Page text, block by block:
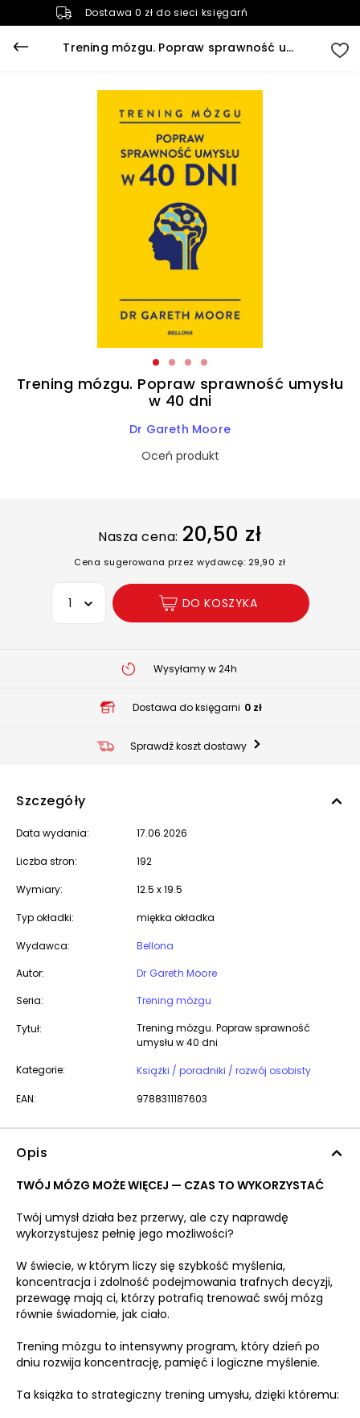
Dostawa 0 zł do sieci księgarń
Trening mózgu. Popraw sprawność umysłu w 40 dni
Trening mózgu. Popraw sprawność umysłu
w 40 dni
Dr Gareth Moore
Oceń produkt
Nasza cena: 20,50 zł
Cena sugerowana przez wydawcę: 29,90 zł
Wybierz opcję
DO KOSZYKA
Wysyłamy w 24h
Dostawa do księgarni 0 zł
Sprawdź koszt dostawy
Szczegóły
Data wydania: 17.06.2026
Liczba stron: 192
Wymiary: 12.5 x 19.5
Typ okładki: miękka okładka
Wydawca:
Bellona
Autor:
Dr Gareth Moore
Seria:
Trening mózgu
Tytuł:
Trening mózgu. Popraw sprawność
umysłu w 40 dni
Kategorie:
Książki / poradniki / rozwój osobisty
EAN: 9788311187603
Opis
TWÓJ MÓZG MOŻE WIĘCEJ — CZAS TO WYKORZYSTAĆ
Twój umysł działa bez przerwy, ale czy naprawdę
wykorzystujesz pełnię jego możliwości?
W świecie, w którym liczy się szybkość myślenia,
koncentracja i zdolność podejmowania trafnych decyzji,
przewagę mają ci, którzy potrafią trenować swój mózg
równie świadomie, jak ciało.
Trening mózgu to intensywny program, który dzień po
dniu rozwija koncentrację, pamięć i logiczne myślenie.
Ta książka to strategiczny trening umysłu, dzięki któremu: